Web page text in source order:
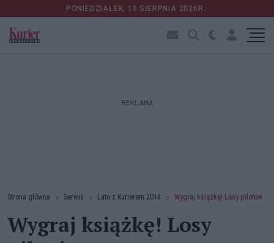
PONIEDZIAŁEK, 10 SIERPNIA 2026R.
REKLAMA
Strona główna Serwis Lato z Kurierem 2018 Wygraj książkę! Losy pilotów
Wygraj książkę! Losy